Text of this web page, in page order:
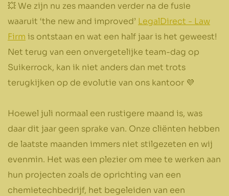
💥 We zijn nu zes maanden verder na de fusie
waaruit ‘the new and improved’ LegalDirect - Law
Firm is ontstaan en wat een half jaar is het geweest!
Net terug van een onvergetelijke team-dag op
Suikerrock, kan ik niet anders dan met trots
terugkijken op de evolutie van ons kantoor 💜
Hoewel juli normaal een rustigere maand is, was
daar dit jaar geen sprake van. Onze cliënten hebben
de laatste maanden immers niet stilgezeten en wij
evenmin. Het was een plezier om mee te werken aan
hun projecten zoals de oprichting van een
chemietechbedrijf, het begeleiden van een